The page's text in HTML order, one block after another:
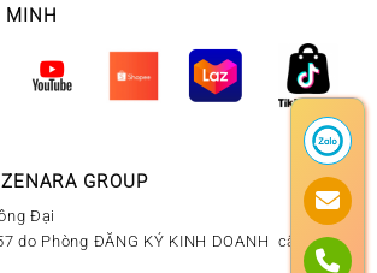
MINH
GROUP
Đại
do Phòng ĐĂNG KÝ KINH DOANH cấp ngày